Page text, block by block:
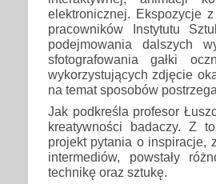
elektronicznej. Ekspozycje
pracowników Instytutu
podejmowania dalszych
sfotografowania gałki
wykorzystujących zdjęcie
na temat sposobów
Jak podkreśla profesor
kreatywności badaczy. Z
projekt pytania o inspiracje,
intermediów, powstały
technikę oraz sztukę.